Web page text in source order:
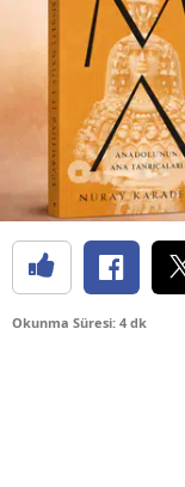
Okunma Süresi: 4 dk